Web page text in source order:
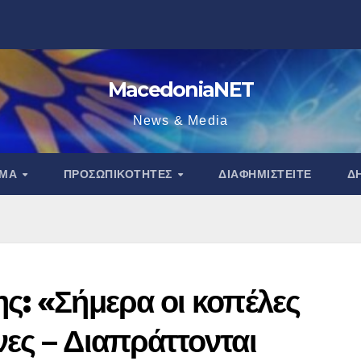
MacedoniaNET
News & Media
ΠΡΟΣΩΠΙΚΌΤΗΤΕΣ ΔΙΑΦΗΜΙΣΤΕΊΤΕ
«Σήμερα οι κοπέλες
– Διαπράττονται